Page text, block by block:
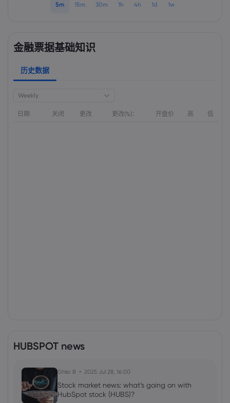
5m 15m 30m 1h 4h 1d 1w
金融票据基础知识
历史数据
Weekly
日期 关闭 更改 更改(%)： 开盘价 高 低
HUBSPOT news
Ghko B 2025 Jul 28, 16:00
Stock market news: what’s going on with
HubSpot stock (HUBS)?